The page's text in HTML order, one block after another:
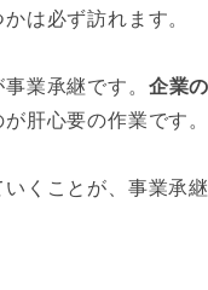
は必ず訪れます。
業承継です。 企業
肝心要の作業です。
くことが、事業承